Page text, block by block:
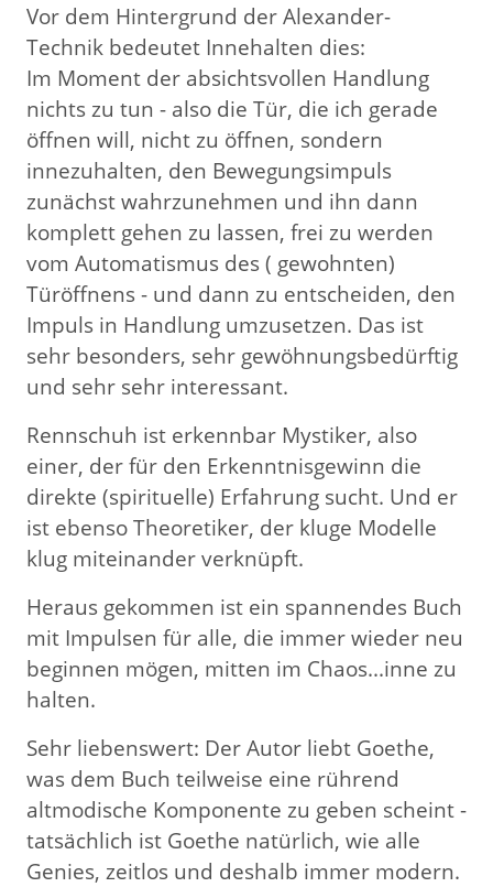
Vor dem Hintergrund der Alexander-
Technik bedeutet Innehalten dies:
Im Moment der absichtsvollen Handlung
nichts zu tun - also die Tür, die ich gerade
öffnen will, nicht zu öffnen, sondern
innezuhalten, den Bewegungsimpuls
zunächst wahrzunehmen und ihn dann
komplett gehen zu lassen, frei zu werden
vom Automatismus des ( gewohnten)
Türöffnens - und dann zu entscheiden, den
Impuls in Handlung umzusetzen. Das ist
sehr besonders, sehr gewöhnungsbedürftig
und sehr sehr interessant.
Rennschuh ist erkennbar Mystiker, also
einer, der für den Erkenntnisgewinn die
direkte (spirituelle) Erfahrung sucht. Und er
ist ebenso Theoretiker, der kluge Modelle
klug miteinander verknüpft.
Heraus gekommen ist ein spannendes Buch
mit Impulsen für alle, die immer wieder neu
beginnen mögen, mitten im Chaos...inne zu
halten.
Sehr liebenswert: Der Autor liebt Goethe,
was dem Buch teilweise eine rührend
altmodische Komponente zu geben scheint -
tatsächlich ist Goethe natürlich, wie alle
Genies, zeitlos und deshalb immer modern.